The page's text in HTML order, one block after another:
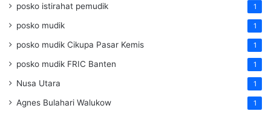
posko istirahat pemudik 1
posko mudik 1
posko mudik Cikupa Pasar Kemis 1
posko mudik FRIC Banten 1
Nusa Utara 1
Agnes Bulahari Walukow 1